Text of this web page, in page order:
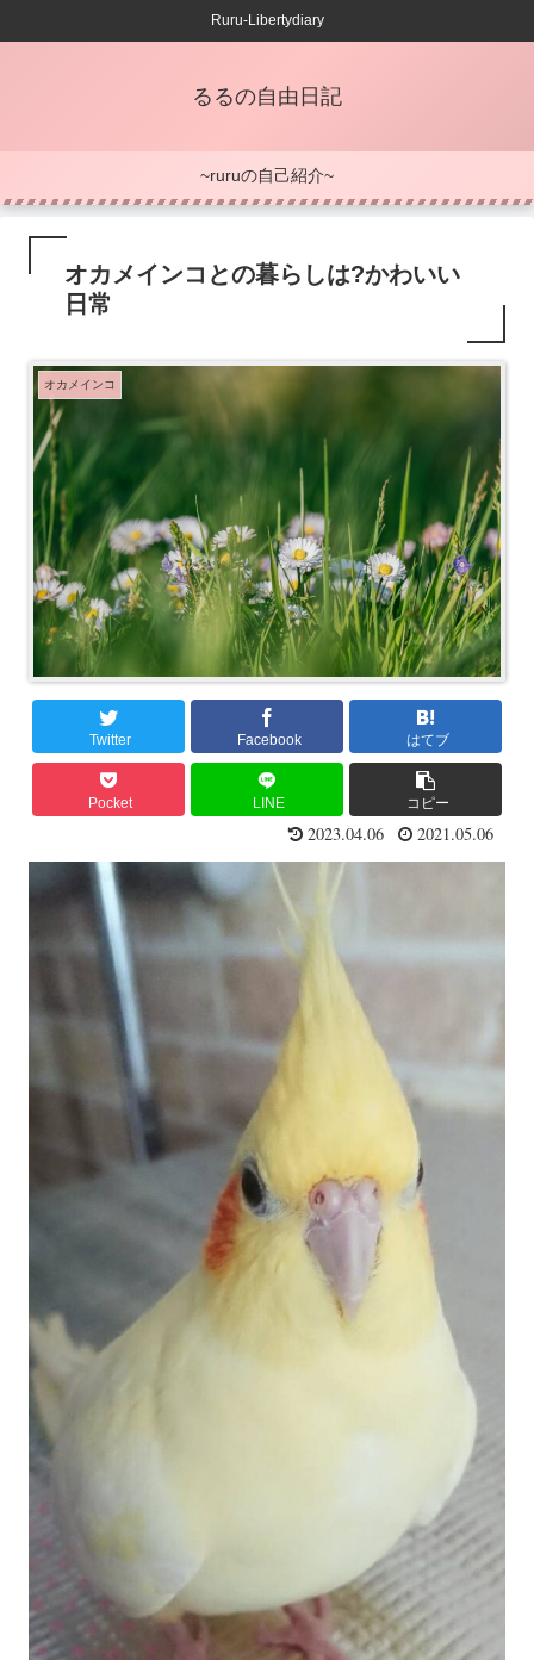
Ruru-Libertydiary
るるの自由日記
~ruruの自己紹介~
オカメインコとの暮らしは?かわいい
日常
オカメインコ
Twitter Facebook はてブ
Pocket LINE コピー
2023.04.06 2021.05.06